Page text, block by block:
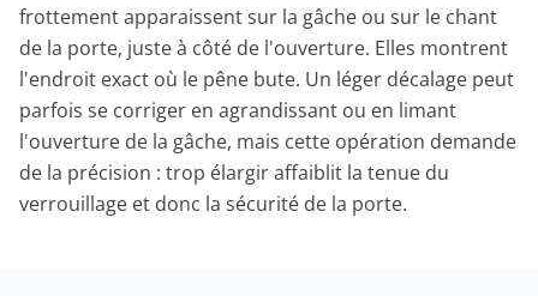
frottement apparaissent sur la gâche ou sur le chant
de la porte, juste à côté de l'ouverture. Elles montrent
l'endroit exact où le pêne bute. Un léger décalage peut
parfois se corriger en agrandissant ou en limant
l'ouverture de la gâche, mais cette opération demande
de la précision : trop élargir affaiblit la tenue du
verrouillage et donc la sécurité de la porte.